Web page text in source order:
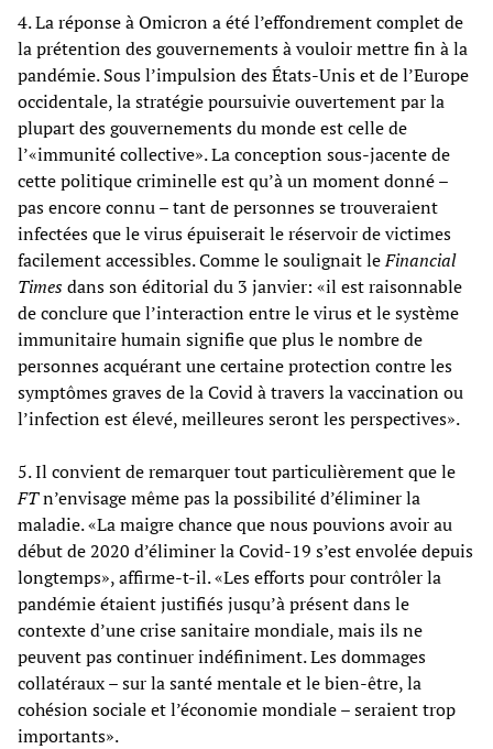
4. La réponse à Omicron a été l’effondrement complet de
la prétention des gouvernements à vouloir mettre fin à la
pandémie. Sous l’impulsion des États-Unis et de l’Europe
occidentale, la stratégie poursuivie ouvertement par la
plupart des gouvernements du monde est celle de
l’«immunité collective». La conception sous-jacente de
cette politique criminelle est qu’à un moment donné –
pas encore connu – tant de personnes se trouveraient
infectées que le virus épuiserait le réservoir de victimes
facilement accessibles. Comme le soulignait leFinancial
Timesdans son éditorial du 3 janvier: «il est raisonnable
de conclure que l’interaction entre le virus et le système
immunitaire humain signifie que plus le nombre de
personnes acquérant une certaine protection contre les
symptômes graves de la Covid à travers la vaccination ou
l’infection est élevé, meilleures seront les perspectives».
5. Il convient de remarquer tout particulièrement que le
FTn’envisage même pas la possibilité d’éliminer la
maladie. «La maigre chance que nous pouvions avoir au
début de 2020 d’éliminer la Covid-19 s’est envolée depuis
longtemps», affirme-t-il. «Les efforts pour contrôler la
pandémie étaient justifiés jusqu’à présent dans le
contexte d’une crise sanitaire mondiale, mais ils ne
peuvent pas continuer indéfiniment. Les dommages
collatéraux – sur la santé mentale et le bien-être, la
cohésion sociale et l’économie mondiale – seraient trop
importants».